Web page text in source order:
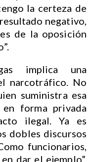
la certeza de
negativo,
de la oposición
implica una
narcotráfico. No
suministra esa
forma privada
ilegal. Ya es
dobles discursos
funcionarios,
dar el ejemplo”,